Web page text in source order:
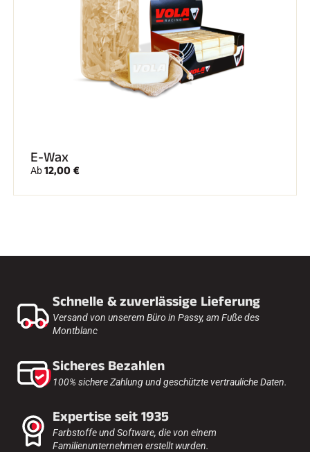
E-Wax
Ab12,00 €
Schnelle & zuverlässige Lieferung
Versand von unserem Büro in Passy, am Fuße des
Montblanc
Sicheres Bezahlen
100% sichere Zahlung und geschützte vertrauliche Daten.
Expertise seit 1935
Farbstoffe und Software, die von einem
Familienunternehmen erstellt wurden.